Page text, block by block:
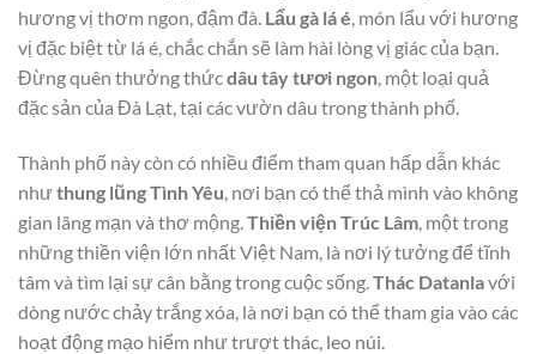
hương vị thơm ngon, đậm đà. Lẩu gà lá é, món lẩu với hương
vị đặc biệt từ lá é, chắc chắn sẽ làm hài lòng vị giác của bạn.
Đừng quên thưởng thứcdâu tây tươi ngon, một loại quả
đặc sản của Đà Lạt, tại các vườn dâu trong thành phố.
Thành phố này còn có nhiều điểm tham quan hấp dẫn khác
nhưthung lũng Tình Yêu , nơi bạn có thể thả mình vào không
gian lãng mạn và thơ mộng. Thiền viện Trúc Lâm , một trong
những thiền viện lớn nhất Việt Nam, là nơi lý tưởng để tĩnh
tâm và tìm lại sự cân bằng trong cuộc sống. Thác Datanlavới
dòng nước chảy trắng xóa, là nơi bạn có thể tham gia vào các
hoạt động mạo hiểm như trượt thác, leo núi.